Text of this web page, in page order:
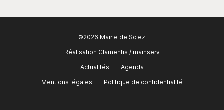
©2026 Mairie de Sciez
Réalisation Clamentis / mainserv
Actualités
Agenda
Mentions légales
Politique de confidentialité